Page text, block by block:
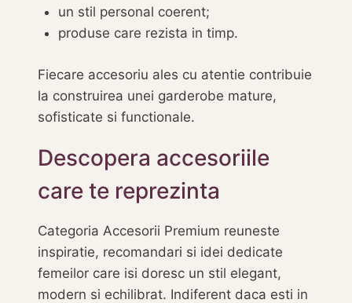
un stil personal coerent;
produse care rezista in timp.
Fiecare accesoriu ales cu atentie contribuie
la construirea unei garderobe mature,
sofisticate si functionale.
Descopera accesoriile
care te reprezinta
Categoria Accesorii Premium reuneste
inspiratie, recomandari si idei dedicate
femeilor care isi doresc un stil elegant,
modern si echilibrat. Indiferent daca esti in